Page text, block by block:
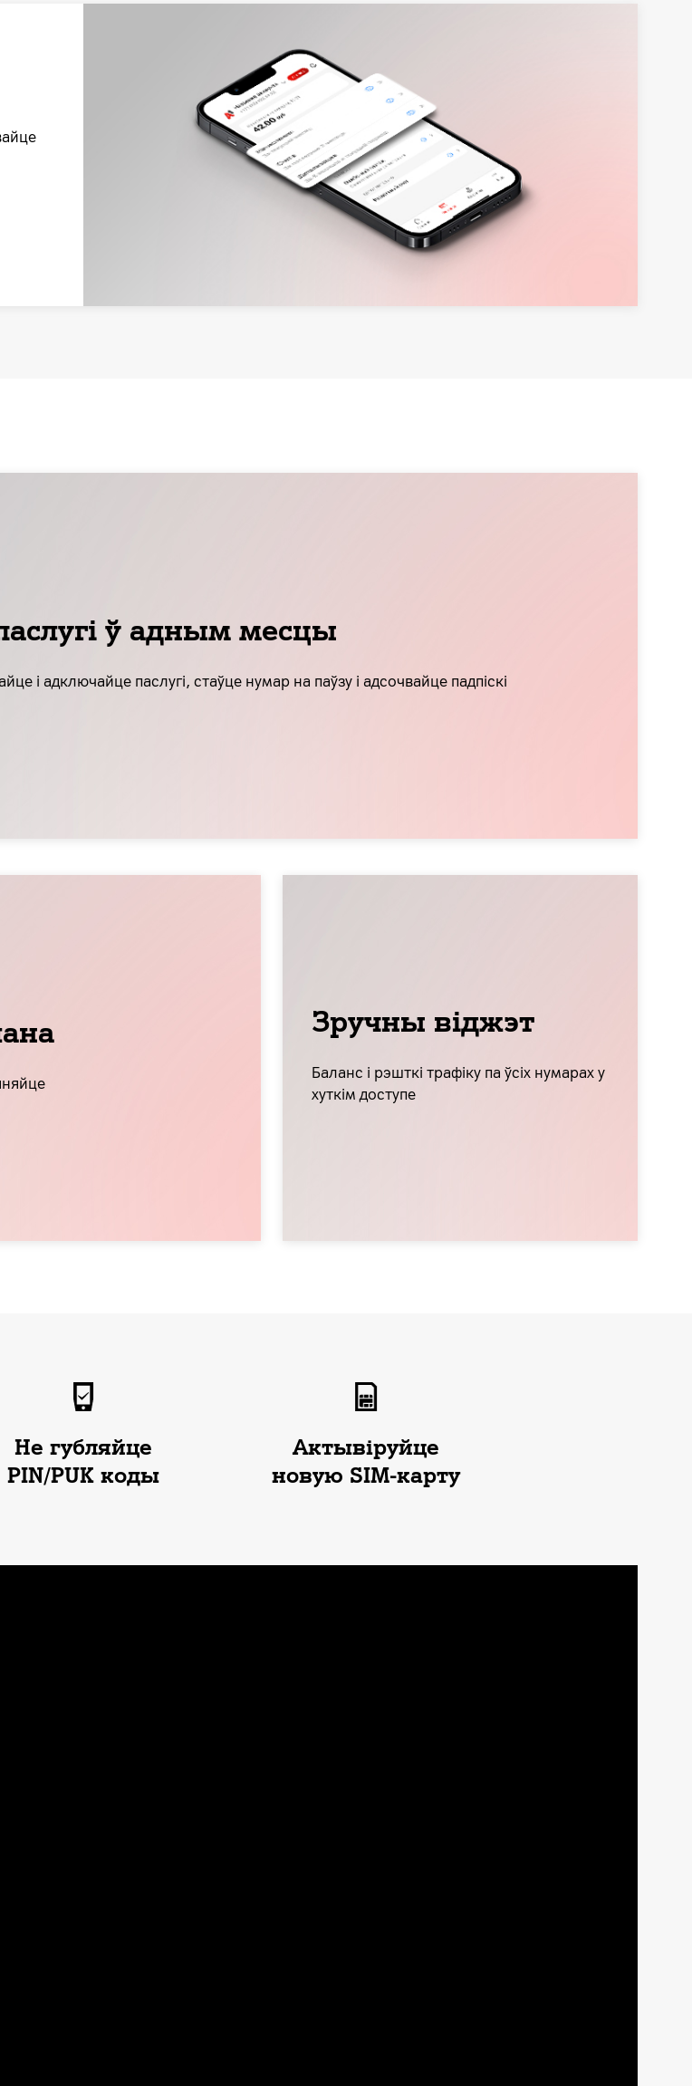
ў адным месцы
і адключайце паслугі, стаўце нумар на паўзу і адсочвайце падпіскі
Зручны віджэт
Баланс і рэшткі трафіку па ўсіх нумарах у
хуткім доступе
Не губляйце
PIN/PUK коды
Актывіруйце
новую SIM-карту